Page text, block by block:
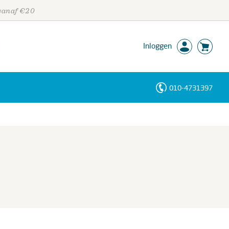
€20
Inloggen
010-4731397
Personen